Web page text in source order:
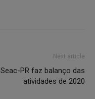
Next article
Seac-PR faz balanço das
atividades de 2020